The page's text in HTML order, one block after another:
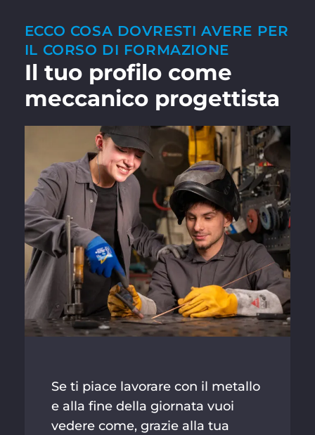
ECCO COSA DOVRESTI AVERE PER
IL CORSO DI FORMAZIONE
Il tuo profilo come
meccanico progettista
Se ti piace lavorare con il metallo
e alla fine della giornata vuoi
vedere come, grazie alla tua